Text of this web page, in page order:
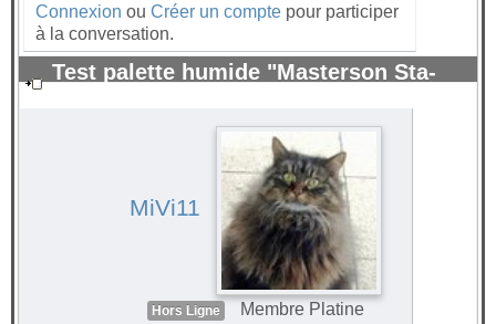
Connexion ou Créer un compte pour participer
à la conversation.
Test palette humide "Masterson Sta-
MiVi11
Hors Ligne
Membre Platine